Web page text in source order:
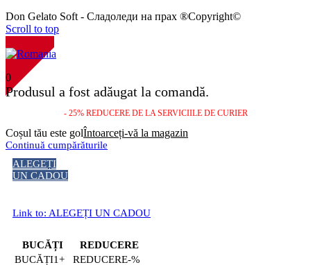
Don Gelato Soft - Сладоледи на прах ®Copyright©
Scroll to top
0
Produsul a fost adăugat la comandă.
- 25% REDUCERE DE LA SERVICIILE DE CURIER
Coșul tău este golÎntoarceți-vă la magazin
Continuă cumpărăturile
ALEGEȚI
UN CADOU
Link to: ALEGEȚI UN CADOU
BUCĂȚI
REDUCERE
1+
-%